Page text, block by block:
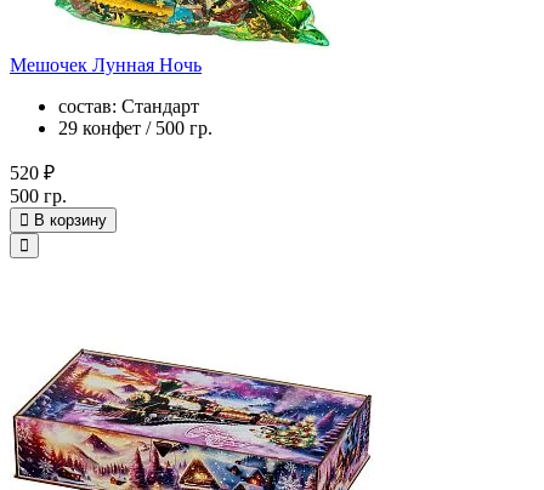
Мешочек Лунная Ночь
состав: Стандарт
29 конфет / 500 гр.
520 ₽
500 гр.
В корзину